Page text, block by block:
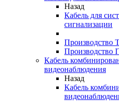
Назад
Кабель для
сигнализации
Производство
Производство
Кабель
видеонаблюдения
Назад
Кабель